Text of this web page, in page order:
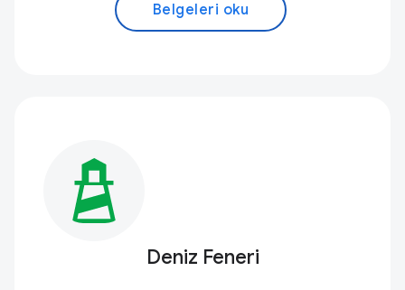
Belgeleri oku
Deniz Feneri